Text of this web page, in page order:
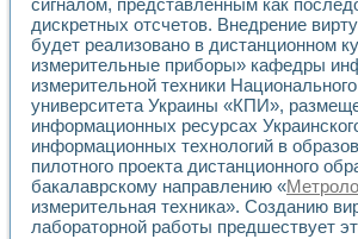
Использование виртуальных
Использование программ
Лабораторный практикум по
Лабораторный практикум по ИНС
Лабораторный практикум по
Опыт использования NI
Применение LabVIEW для
Создание виртуальной работы
Обратный маятник
Устройство для изучения основ
сигналом, представленным как
дискретных отсчетов. Внедрение
будет реализовано в дистанционном
измерительные приборы» кафедры
измерительной техники
университета Украины «КПИ»,
информационных ресурсах
информационных технологий в
пилотного проекта дистанционного
бакалаврскому направлению «
измерительная техника». Созданию
лабораторной работы предшествует